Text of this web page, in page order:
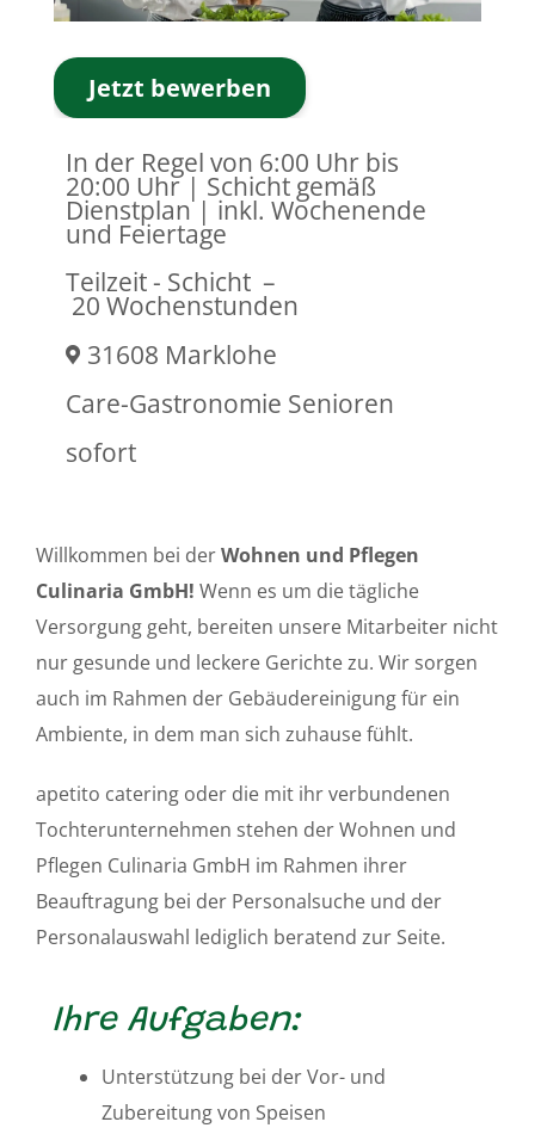
Jetzt bewerben
In der Regel von ​6:00 Uhr bis
20:00 Uhr | Schicht gemäß
Dienstplan | inkl. Wochenende
und Feiertage
Teilzeit - Schicht–
20 Wochenstunden
31608 Marklohe
Care-Gastronomie Senioren
sofort
Willkommen bei derWohnen und Pflegen
Culinaria GmbH! Wenn es um die tägliche
Versorgung geht, bereiten unsere Mitarbeiter nicht
nur gesunde und leckere Gerichte zu. Wir sorgen
auch im Rahmen der Gebäudereinigung für ein
Ambiente, in dem man sich zuhause fühlt.
apetito catering oder die mit ihr verbundenen
Tochterunternehmen stehen der Wohnen und
Pflegen Culinaria GmbH im Rahmen ihrer
Beauftragung bei der Personalsuche und der
Personalauswahl lediglich beratend zur Seite.
Ihre Aufgaben:
Unterstützung bei der Vor- und
Zubereitung von Speisen